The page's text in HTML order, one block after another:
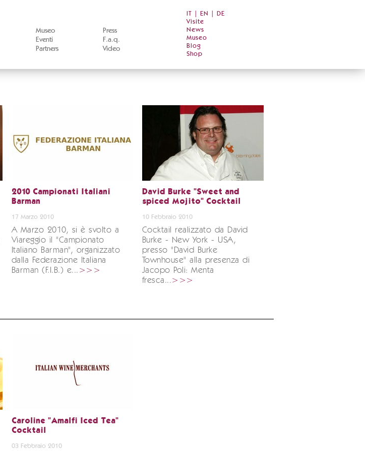
Museo
Eventi
Partners
Press
F.a.q.
Video
IT EN
DE
Visite
News
Museo
Blog
Shop
2010 Campionati Italiani
Barman
17 Marzo 2010
A Marzo 2010, si è svolto a
Viareggio il "Campionato
Italiano Barman", organizzato
dalla Federazione Italiana
Barman (F.I.B.) e... >>>
David Burke "Sweet and
spiced Mojito" Cocktail
10 Febbraio 2010
Cocktail realizzato da David
Burke - New York - USA,
presso "David Burke
Townhouse" alla presenza di
Jacopo Poli: Menta
fresca...>>>
Caroline "Amalfi Iced Tea"
Cocktail
03 Febbraio 2010